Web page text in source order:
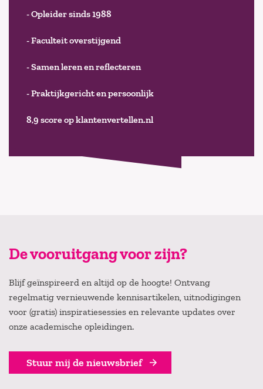
- Opleider sinds 1988
- Faculteit overstijgend
- Samen leren en reflecteren
- Praktijkgericht en persoonlijk
8,9 score op klantenvertellen.nl
De vooruitgang voor zijn?
Blijf geïnspireerd en altijd op de hoogte! Ontvang
regelmatig vernieuwende kennisartikelen, uitnodigingen
voor (gratis) inspiratiesessies en relevante updates over
onze academische opleidingen.
Stuur mij de nieuwsbrief